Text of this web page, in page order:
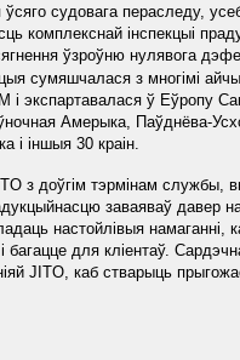
ўсяго судовага пераследу,
комплекснай інспекцыі
ўзроўню нулявога
сумяшчалася з многімі
і экспартавалася ў Еўропу
Амерыка, Паўднёва-
і іншыя 30 краін.
з доўгім тэрмінам службы,
заваяваў давер
настойлівыя намаганні,
багацце для кліентаў.
JITO, каб стварыць